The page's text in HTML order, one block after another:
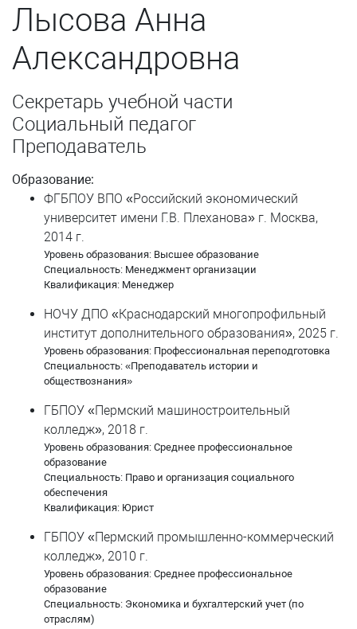
Поспелова Ирина Анатольевна
Потапов Юрий Александрович
Приказчиков Игорь Владимирович
Приказчикова Ольга Сергеевна
Родионова Наталья Николаевна
Самсонова Надежда Сергеевна
Ситникова Галина Петровна
Ситчихин Николай Александрович
Соколова Ольга Васильевна
Сулейманов Эдуард Юнаевич
Тебеньков Владислав Александрович
Федосеев Данил Александрович
Чебан Жанна Владимировна
Чуклинова Ирина Сергеевна
Чулкова Надежда Дмитриевна
Шерстобитов Евгений Игоревич
Лысова Анна
Александровна
Секретарь учебной части
Социальный педагог
Преподаватель
Образование:
ФГБПОУ ВПО «Российский экономический
университет имени Г.В. Плеханова» г. Москва,
2014 г.
Уровень образования: Высшее образование
Специальность: Менеджмент организации
Квалификация: Менеджер
НОЧУ ДПО «Краснодарский многопрофильный
институт дополнительного образования», 2025 г.
Уровень образования: Профессиональная переподготовка
Специальность: «Преподаватель истории и
обществознания»
ГБПОУ «Пермский машиностроительный
колледж», 2018 г.
Уровень образования: Среднее профессиональное
образование
Специальность: Право и организация социального
обеспечения
Квалификация: Юрист
ГБПОУ «Пермский промышленно-коммерческий
колледж», 2010 г.
Уровень образования: Среднее профессиональное
образование
Специальность: Экономика и бухгалтерский учет (по
отраслям)